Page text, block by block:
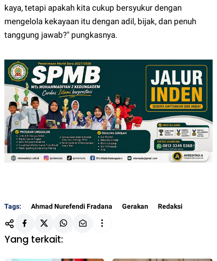
kaya, tetapi apakah kita cukup bersyukur dengan
mengelola kekayaan itu dengan adil, bijak, dan penuh
tanggung jawab?" pungkasnya.
Tags: Ahmad Nurefendi Fradana Gerakan Redaksi
Yang terkait: